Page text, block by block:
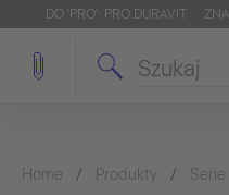
DO 'PRO': PRO.DURAVIT
Home Produkty Serie